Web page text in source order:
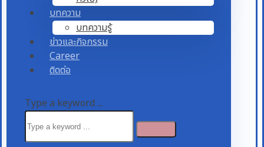
บทความ
บทความรู้
ข่าวและกิจกรรม
Career
ติดต่อ
Type a keyword ...